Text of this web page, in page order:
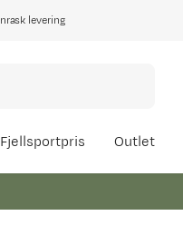
levering
Fjellsportpris Outlet